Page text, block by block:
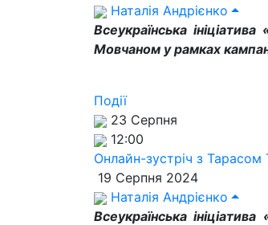
Наталія Андрієнко
Всеукраїнська
Мовчаном у рамках
Події
23 Серпня
12:00
Онлайн-зустріч з
19 Серпня 2024
Наталія Андрієнко
Всеукраїнська